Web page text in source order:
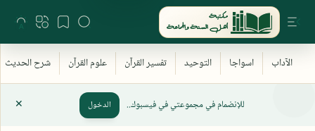
للإنضمام في مجموعتي في فيسبوك.. الدخول